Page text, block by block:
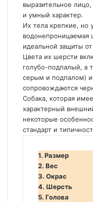
выразительное
и умный характер.
Их тела крепкие, но
водонепроницаемая
идеальной защиты
Цвета их шерсти
голубо-подпалый, а
серым и подпалом) и
сопровождаются
Собака, которая
характерный
некоторые
стандарт и
1. Размер
2. Вес
3. Окрас
4. Шерсть
5. Голова